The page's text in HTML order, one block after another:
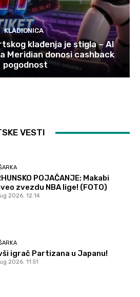
KLADIONICA
klađenja je stigla – AI
Meridian donosi cashback
pogodnost
VESTI
POJAČANJE: Makabi
zvezdu NBA lige! (FOTO)
2026. 12:14
igrač Partizana u Japanu!
2026. 11:51